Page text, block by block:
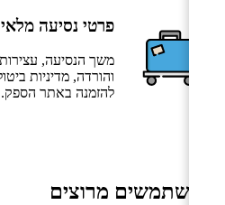
פרטי נסיעה
משך הנסיעה,
והורדה, מדיניות
להזמנה באתר הספק.
משתמשים מרוצים